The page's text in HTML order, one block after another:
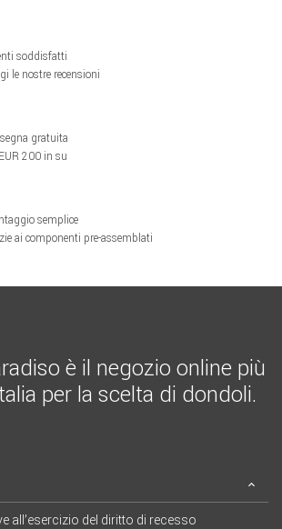
soddisfatti
le nostre recensioni
gratuita
200 in su
semplice
ai componenti pre-assemblati
è il negozio online più
per la scelta di dondoli.
all’esercizio del diritto di recesso